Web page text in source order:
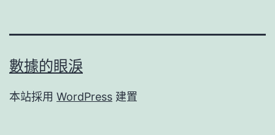
數據的眼淚
本站採用 WordPress 建置